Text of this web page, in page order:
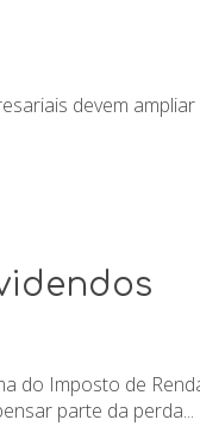
devem
do Imposto de
parte da perda...